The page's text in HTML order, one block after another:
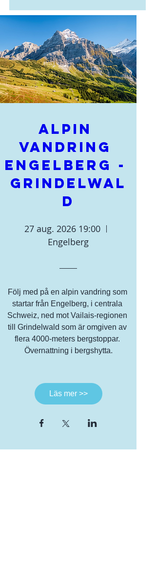
Alpin
vandring
Engelberg -
Grindelwal
d
27 aug. 2026 19:00
Engelberg
Följ med på en alpin vandring som
startar från Engelberg, i centrala
Schweiz, ned mot Vailais-regionen
till Grindelwald som är omgiven av
flera 4000-meters bergstoppar.
Övernattning i bergshytta.
Läs mer >>